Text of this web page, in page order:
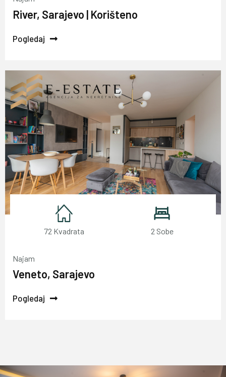
River, Sarajevo | Korišteno
Pogledaj
72 Kvadrata 2 Sobe
Najam
Veneto, Sarajevo
Pogledaj